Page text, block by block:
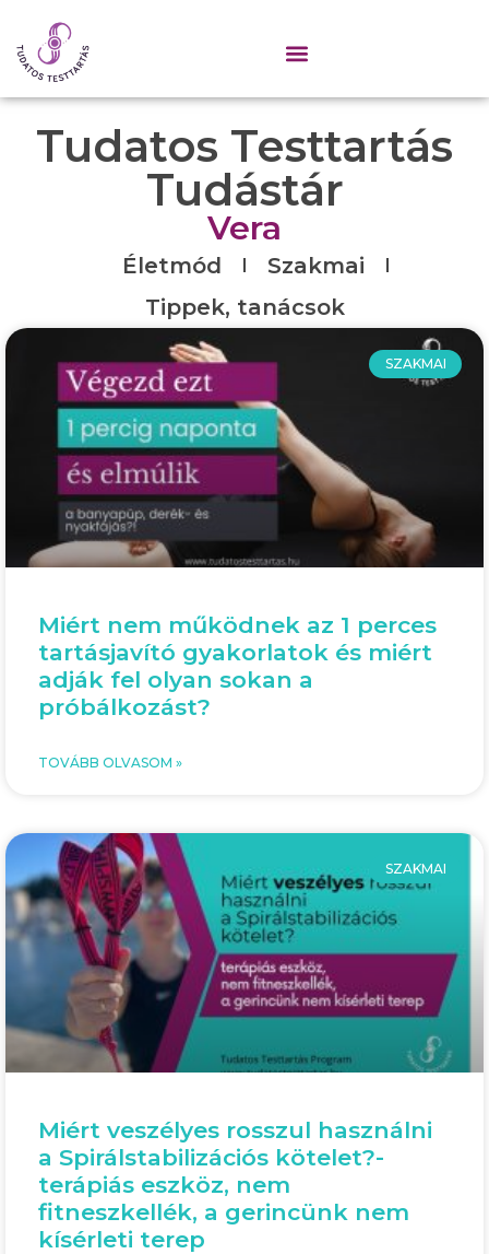
Tudatos Testtartás
Tudástár
Vera
Életmód
Szakmai
Tippek, tanácsok
SZAKMAI
Miért nem működnek az 1 perces
tartásjavító gyakorlatok és miért
adják fel olyan sokan a
próbálkozást?
TOVÁBB OLVASOM »
SZAKMAI
Miért veszélyes rosszul használni
a Spirálstabilizációs kötelet?-
terápiás eszköz, nem
fitneszkellék, a gerincünk nem
kísérleti terep